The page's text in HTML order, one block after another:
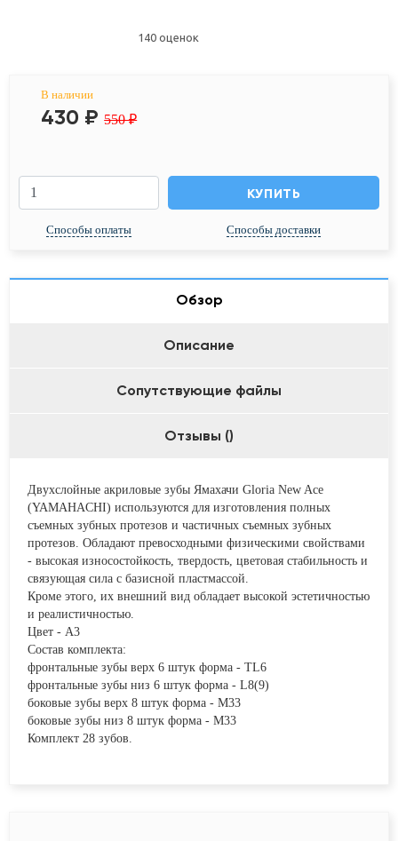
140 оценок
В наличии
430 ₽550 ₽
КУПИТЬ
Способы оплаты Способы доставки
Обзор
Описание
Сопутствующие файлы
Отзывы ()
Двухслойные акриловые зубы Ямахачи Gloria New Ace
(YAMAHACHI) используются для изготовления полных
съемных зубных протезов и частичных съемных зубных
протезов. Обладают превосходными физическими свойствами
- высокая износостойкость, твердость, цветовая стабильность и
связующая сила с базисной пластмассой.
Кроме этого, их внешний вид обладает высокой эстетичностью
и реалистичностью.
Цвет - A3
Состав комплекта:
фронтальные зубы верх 6 штук форма - TL6
фронтальные зубы низ 6 штук форма - L8(9)
боковые зубы верх 8 штук форма - M33
боковые зубы низ 8 штук форма - M33
Комплект 28 зубов.